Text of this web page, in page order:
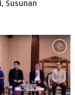
Susunan